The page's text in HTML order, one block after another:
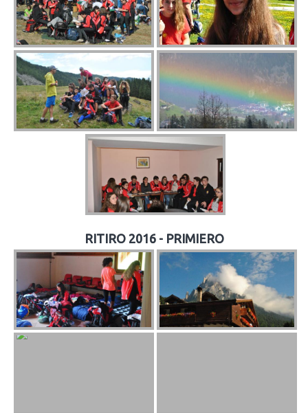
RITIRO 2016 - PRIMIERO